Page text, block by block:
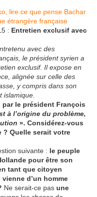
: Entretien exclusif avec
avec des
le président syrien a
exclusif. Il expose en
alignée sur celle des
y compris dans son
islamique.
le président François
à l’origine du problème,
». Considérez-vous
? Quelle serait votre
suivante : le peuple
pour être son
tant que citoyen
d’un homme
Ne serait-ce pas une